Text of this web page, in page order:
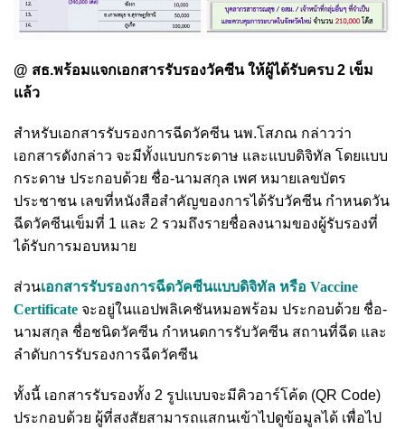
@ สธ.พร้อมแจกเอกสารรับรองวัคซีน ให้ผู้ได้รับครบ 2 เข็ม
แล้ว
สำหรับเอกสารรับรองการฉีดวัคซีน นพ.โสภณ กล่าวว่า
เอกสารดังกล่าว จะมีทั้งแบบกระดาษ และแบบดิจิทัล โดยแบบ
กระดาษ ประกอบด้วย ชื่อ-นามสกุล เพศ หมายเลขบัตร
ประชาชน เลขที่หนังสือสำคัญของการได้รับวัคซีน กำหนดวัน
ฉีดวัคซีนเข็มที่ 1 และ 2 รวมถึงรายชื่อลงนามของผู้รับรองที่
ได้รับการมอบหมาย
ส่วนเอกสารรับรองการฉีดวัคซีนแบบดิจิทัล หรือ Vaccine
Certificate จะอยู่ในแอปพลิเคชันหมอพร้อม ประกอบด้วย ชื่อ-
นามสกุล ชื่อชนิดวัคซีน กำหนดการรับวัคซีน สถานที่ฉีด และ
ลำดับการรับรองการฉีดวัคซีน
ทั้งนี้ เอกสารรับรองทั้ง 2 รูปแบบจะมีคิวอาร์โค้ด (QR Code)
ประกอบด้วย ผู้ที่สงสัยสามารถแสกนเข้าไปดูข้อมูลได้ เพื่อไป